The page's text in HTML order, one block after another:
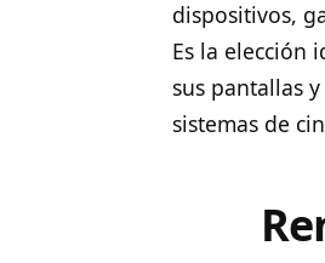
dispositivos,
Es la elección
sus pantallas
sistemas de